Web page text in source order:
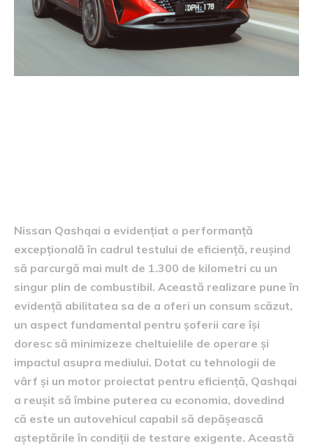
Nissan Qashqai a evidențiat o performanță
excepțională în cadrul testului de eficiență, reușind
să parcurgă mai mult de 1.300 de kilometri cu un
singur plin de combustibil. Această realizare pune în
evidență abilitatea sa de a oferi un consum scăzut,
un aspect fundamental pentru șoferii care își
doresc să minimizeze cheltuielile de operare și
impactul asupra mediului. Dotat cu tehnologii de
vârf și un motor proiectat pentru eficiență, Qashqai
a reușit să îmbine puterea cu economia, dovedind
că este un autovehicul capabil să depășească
așteptările în condiții de testare exigente. Această